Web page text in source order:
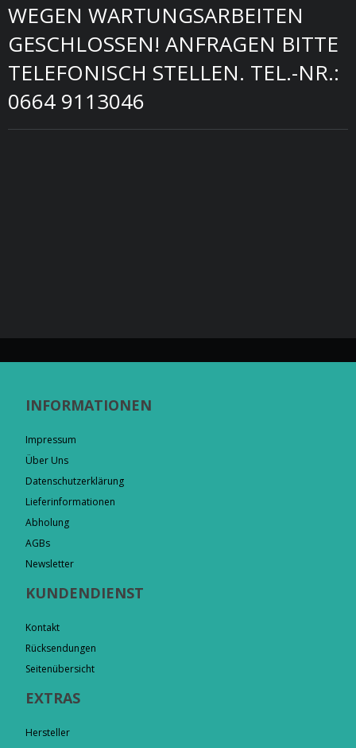
WEGEN WARTUNGSARBEITEN
GESCHLOSSEN! ANFRAGEN BITTE
TELEFONISCH STELLEN. TEL.-NR.:
0664 9113046
INFORMATIONEN
Impressum
Über Uns
Datenschutzerklärung
Lieferinformationen
Abholung
AGBs
Newsletter
KUNDENDIENST
Kontakt
Rücksendungen
Seitenübersicht
EXTRAS
Hersteller